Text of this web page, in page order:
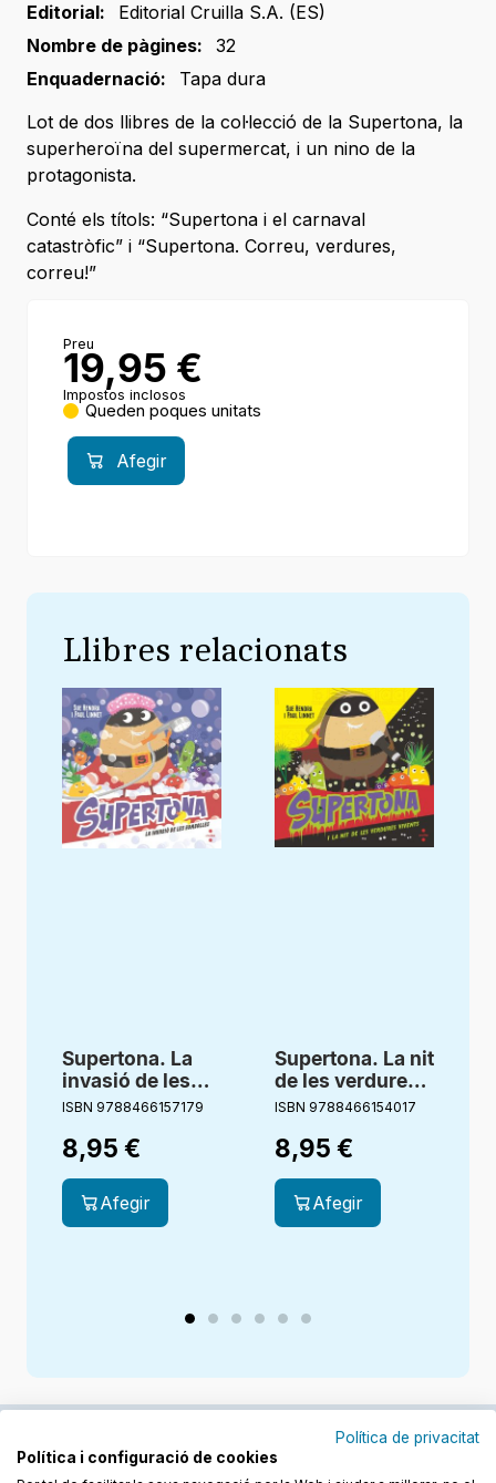
Editorial:
Editorial Cruilla S.A. (ES)
Nombre de pàgines:
32
Enquadernació:
Tapa dura
Lot de dos llibres de la col·lecció de la Supertona, la
superheroïna del supermercat, i un nino de la
protagonista.
Conté els títols: “Supertona i el carnaval
catastròfic” i “Supertona. Correu, verdures,
correu!”
Preu
19,95 €
Impostos inclosos
Queden poques unitats
Afegir
Llibres relacionats
Supertona. La
invasió de les
bombolles
ISBN 9788466157179
8,95 €
Afegir
Supertona. La nit
de les verdures
vivents
ISBN 9788466154017
8,95 €
Afegir
Política de privacitat
Política i configuració de cookies